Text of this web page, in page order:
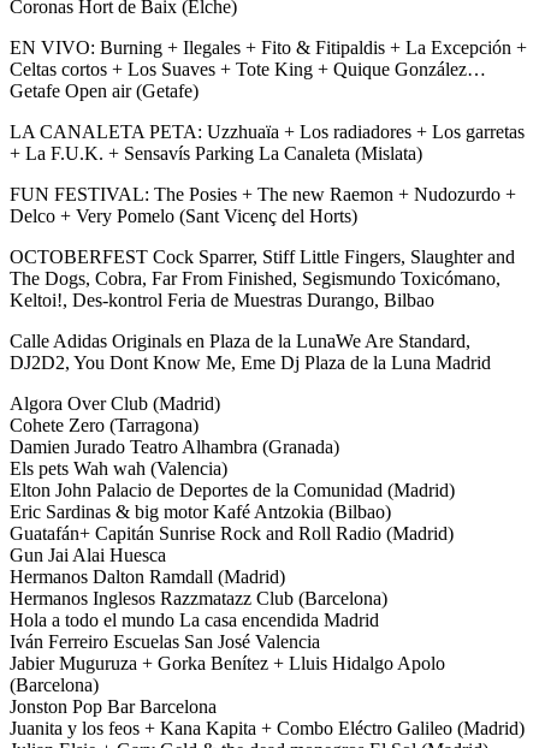
Coronas Hort de Baix (Elche)
EN VIVO: Burning + Ilegales + Fito & Fitipaldis + La Excepción +
Celtas cortos + Los Suaves + Tote King + Quique González…
Getafe Open air (Getafe)
LA CANALETA PETA: Uzzhuaïa + Los radiadores + Los garretas
+ La F.U.K. + Sensavís Parking La Canaleta (Mislata)
FUN FESTIVAL: The Posies + The new Raemon + Nudozurdo +
Delco + Very Pomelo (Sant Vicenç del Horts)
OCTOBERFEST Cock Sparrer, Stiff Little Fingers, Slaughter and
The Dogs, Cobra, Far From Finished, Segismundo Toxicómano,
Keltoi!, Des-kontrol Feria de Muestras Durango, Bilbao
Calle Adidas Originals en Plaza de la LunaWe Are Standard,
DJ2D2, You Dont Know Me, Eme Dj Plaza de la Luna Madrid
Algora Over Club (Madrid)
Cohete Zero (Tarragona)
Damien Jurado Teatro Alhambra (Granada)
Els pets Wah wah (Valencia)
Elton John Palacio de Deportes de la Comunidad (Madrid)
Eric Sardinas & big motor Kafé Antzokia (Bilbao)
Guatafán+ Capitán Sunrise Rock and Roll Radio (Madrid)
Gun Jai Alai Huesca
Hermanos Dalton Ramdall (Madrid)
Hermanos Inglesos Razzmatazz Club (Barcelona)
Hola a todo el mundo La casa encendida Madrid
Iván Ferreiro Escuelas San José Valencia
Jabier Muguruza + Gorka Benítez + Lluis Hidalgo Apolo
(Barcelona)
Jonston Pop Bar Barcelona
Juanita y los feos + Kana Kapita + Combo Eléctro Galileo (Madrid)